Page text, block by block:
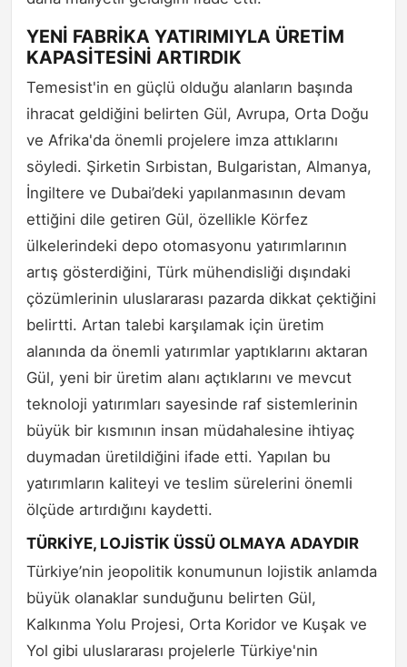
YENİ FABRİKA YATIRIMIYLA ÜRETİM
KAPASİTESİNİ ARTIRDIK
Temesist'in en güçlü olduğu alanların başında
ihracat geldiğini belirten Gül, Avrupa, Orta Doğu
ve Afrika'da önemli projelere imza attıklarını
söyledi. Şirketin Sırbistan, Bulgaristan, Almanya,
İngiltere ve Dubai’deki yapılanmasının devam
ettiğini dile getiren Gül, özellikle Körfez
ülkelerindeki depo otomasyonu yatırımlarının
artış gösterdiğini, Türk mühendisliği dışındaki
çözümlerinin uluslararası pazarda dikkat çektiğini
belirtti. Artan talebi karşılamak için üretim
alanında da önemli yatırımlar yaptıklarını aktaran
Gül, yeni bir üretim alanı açtıklarını ve mevcut
teknoloji yatırımları sayesinde raf sistemlerinin
büyük bir kısmının insan müdahalesine ihtiyaç
duymadan üretildiğini ifade etti. Yapılan bu
yatırımların kaliteyi ve teslim sürelerini önemli
ölçüde artırdığını kaydetti.
TÜRKİYE, LOJİSTİK ÜSSÜ OLMAYA ADAYDIR
Türkiye’nin jeopolitik konumunun lojistik anlamda
büyük olanaklar sunduğunu belirten Gül,
Kalkınma Yolu Projesi, Orta Koridor ve Kuşak ve
Yol gibi uluslararası projelerle Türkiye'nin